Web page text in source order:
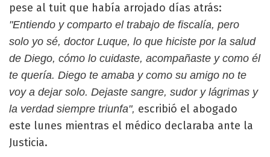
pese al tuit que había arrojado días atrás:
"Entiendo y comparto el trabajo de fiscalía, pero
solo yo sé, doctor Luque, lo que hiciste por la salud
de Diego, cómo lo cuidaste, acompañaste y como él
te quería. Diego te amaba y como su amigo no te
voy a dejar solo. Dejaste sangre, sudor y lágrimas y
la verdad siempre triunfa", escribió el abogado
este lunes mientras el médico declaraba ante la
Justicia.